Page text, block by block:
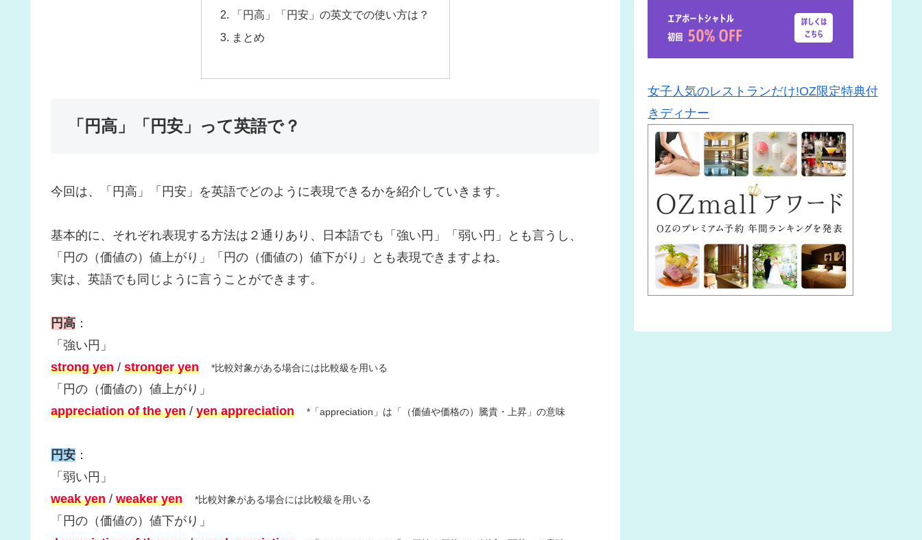
「円高」「円安」の英文での使い方は？
まとめ
「円高」「円安」って英語で？
今回は、「円高」「円安」を英語でどのように表現できるかを紹介していきます。
基本的に、それぞれ表現する方法は２通りあり、日本語でも「強い円」「弱い円」とも言うし、
「円の（価値の）値上がり」「円の（価値の）値下がり」とも表現できますよね。
実は、英語でも同じように言うことができます。
円高 ：
「強い円」
strong yen / stronger yen *比較対象がある場合には比較級を用いる
「円の（価値の）値上がり」
appreciation of the yen / yen appreciation *「appreciation」は「（価値や価格の）騰貴・上昇」の意味
円安 ：
「弱い円」
weak yen / weaker yen *比較対象がある場合には比較級を用いる
「円の（価値の）値下がり」
女子人気のレストランだけ!OZ限定特典付
きディナー